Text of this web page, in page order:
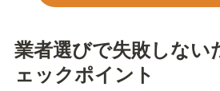
業者選びで失敗しない
ェックポイント